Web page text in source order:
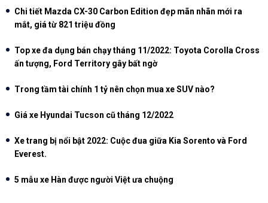
Chi tiết Mazda CX-30 Carbon Edition đẹp mãn nhãn mới ra
mắt, giá từ 821 triệu đồng
Top xe đa dụng bán chạy tháng 11/2022: Toyota Corolla Cross
ấn tượng, Ford Territory gây bất ngờ
Trong tầm tài chính 1 tỷ nên chọn mua xe SUV nào?
Giá xe Hyundai Tucson cũ tháng 12/2022
Xe trang bị nổi bật 2022: Cuộc đua giữa Kia Sorento và Ford
Everest.
5 mẫu xe Hàn được người Việt ưa chuộng